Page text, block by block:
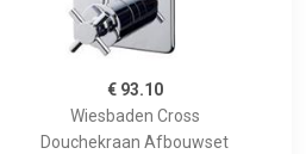
€ 93.10
Wiesbaden Cross
Douchekraan Afbouwset